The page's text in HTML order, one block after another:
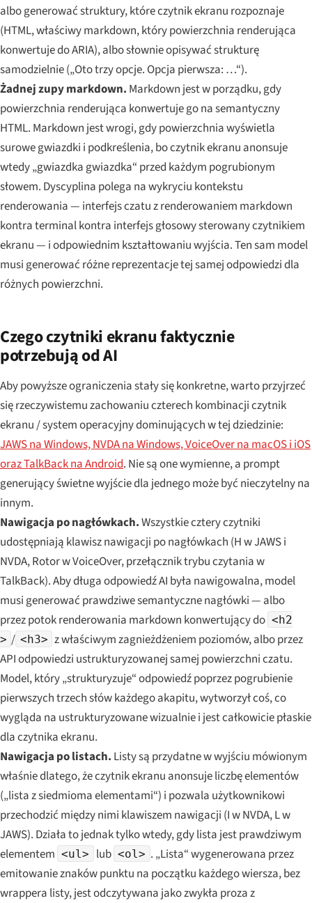
albo generować struktury, które czytnik ekranu rozpoznaje
(HTML, właściwy markdown, który powierzchnia renderująca
konwertuje do ARIA), albo słownie opisywać strukturę
samodzielnie („Oto trzy opcje. Opcja pierwsza: …“).
Żadnej zupy markdown. Markdown jest w porządku, gdy
powierzchnia renderująca konwertuje go na semantyczny
HTML. Markdown jest wrogi, gdy powierzchnia wyświetla
surowe gwiazdki i podkreślenia, bo czytnik ekranu anonsuje
wtedy „gwiazdka gwiazdka“ przed każdym pogrubionym
słowem. Dyscyplina polega na wykryciu kontekstu
renderowania — interfejs czatu z renderowaniem markdown
kontra terminal kontra interfejs głosowy sterowany czytnikiem
ekranu — i odpowiednim kształtowaniu wyjścia. Ten sam model
musi generować różne reprezentacje tej samej odpowiedzi dla
różnych powierzchni.
Czego czytniki ekranu faktycznie
potrzebują od AI
Aby powyższe ograniczenia stały się konkretne, warto przyjrzeć
się rzeczywistemu zachowaniu czterech kombinacji czytnik
ekranu / system operacyjny dominujących w tej dziedzinie:
JAWS na Windows, NVDA na Windows, VoiceOver na macOS i iOS
oraz TalkBack na Android. Nie są one wymienne, a prompt
generujący świetne wyjście dla jednego może być nieczytelny na
innym.
Nawigacja po nagłówkach.Wszystkie cztery czytniki
udostępniają klawisz nawigacji po nagłówkach (H w JAWS i
NVDA, Rotor w VoiceOver, przełącznik trybu czytania w
TalkBack). Aby długa odpowiedź AI była nawigowalna, model
musi generować prawdziwe semantyczne nagłówki — albo
przez potok renderowania markdown konwertujący do <h2
> / <h3> z właściwym zagnieżdżeniem poziomów, albo przez
API odpowiedzi ustrukturyzowanej samej powierzchni czatu.
Model, który „strukturyzuje“ odpowiedź poprzez pogrubienie
pierwszych trzech słów każdego akapitu, wytworzył coś, co
wygląda na ustrukturyzowane wizualnie i jest całkowicie płaskie
dla czytnika ekranu.
Nawigacja po listach. Listy są przydatne w wyjściu mówionym
właśnie dlatego, że czytnik ekranu anonsuje liczbę elementów
(„lista z siedmioma elementami“) i pozwala użytkownikowi
przechodzić między nimi klawiszem nawigacji (I w NVDA, L w
JAWS). Działa to jednak tylko wtedy, gdy lista jest prawdziwym
elementem <ul> lub <ol> . „Lista“ wygenerowana przez
emitowanie znaków punktu na początku każdego wiersza, bez
wrappera listy, jest odczytywana jako zwykła proza z